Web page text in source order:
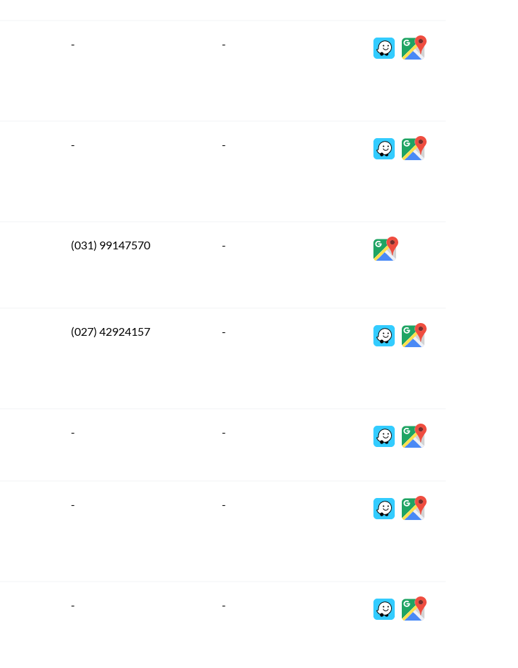
- -
- -
(031) 99147570 -
(027) 42924157 -
- -
- -
- -